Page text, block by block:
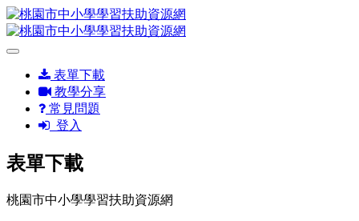
表單下載
教學分享
常見問題
登入
表單下載
桃園市中小學學習扶助資源網